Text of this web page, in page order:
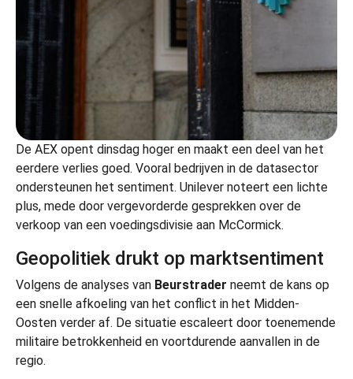
De AEX opent dinsdag hoger en maakt een deel van het
eerdere verlies goed. Vooral bedrijven in de datasector
ondersteunen het sentiment. Unilever noteert een lichte
plus, mede door vergevorderde gesprekken over de
verkoop van een voedingsdivisie aan McCormick.
Geopolitiek drukt op marktsentiment
Volgens de analyses van Beurstrader neemt de kans op
een snelle afkoeling van het conflict in het Midden-
Oosten verder af. De situatie escaleert door toenemende
militaire betrokkenheid en voortdurende aanvallen in de
regio.